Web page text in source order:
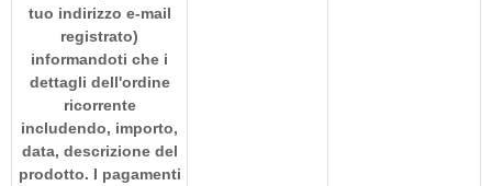
tuo indirizzo e-mail
registrato)
informandoti che i
dettagli dell'ordine
ricorrente
includendo, importo,
data, descrizione del
prodotto. I pagamenti